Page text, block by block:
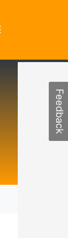
Feedback